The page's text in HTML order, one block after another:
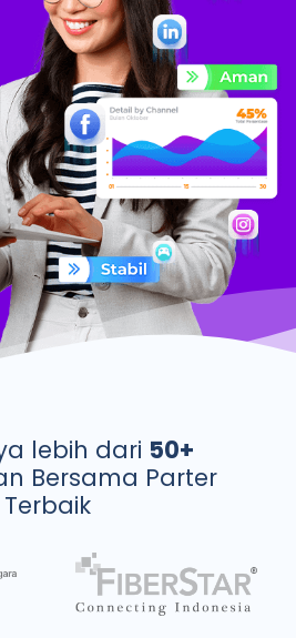
lebih dari 50+
Bersama Parter
Terbaik